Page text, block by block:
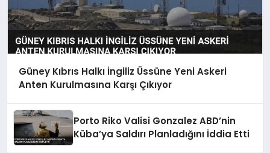
Güney Kıbrıs Halkı İngiliz Üssüne Yeni Askeri
Anten Kurulmasına Karşı Çıkıyor
Porto Riko Valisi Gonzalez ABD’nin
Küba’ya Saldırı Planladığını İddia Etti